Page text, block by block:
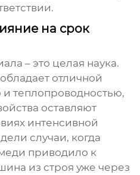
на срок
– это целая наука.
отличной
теплопроводностью,
оставляют
интенсивной
случаи, когда
приводило к
из строя уже через